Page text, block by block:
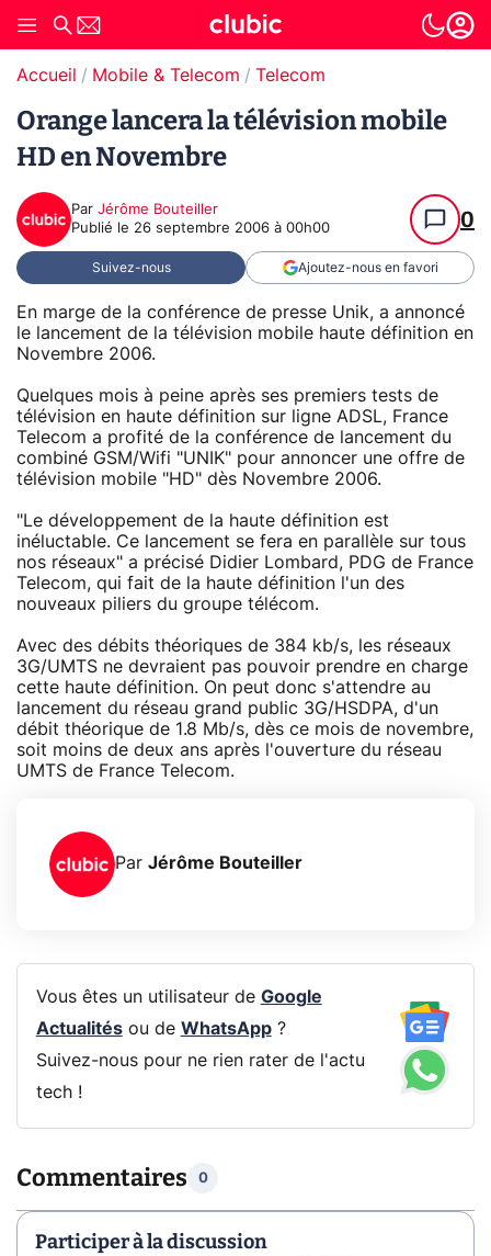
Accueil Mobile & Telecom Telecom
Orange lancera la télévision mobile
HD en Novembre
Par Jérôme Bouteiller
Publié le 26 septembre 2006 à 00h00 0
Suivez-nous Ajoutez-nous en favori
En marge de la conférence de presse Unik, a annoncé
le lancement de la télévision mobile haute définition en
Novembre 2006.
Quelques mois à peine après ses premiers tests de
télévision en haute définition sur ligne ADSL, France
Telecom a profité de la conférence de lancement du
combiné GSM/Wifi "UNIK" pour annoncer une offre de
télévision mobile "HD" dès Novembre 2006.
"Le développement de la haute définition est
inéluctable. Ce lancement se fera en parallèle sur tous
nos réseaux" a précisé Didier Lombard, PDG de France
Telecom, qui fait de la haute définition l'un des
nouveaux piliers du groupe télécom.
Avec des débits théoriques de 384 kb/s, les réseaux
3G/UMTS ne devraient pas pouvoir prendre en charge
cette haute définition. On peut donc s'attendre au
lancement du réseau grand public 3G/HSDPA, d'un
débit théorique de 1.8 Mb/s, dès ce mois de novembre,
soit moins de deux ans après l'ouverture du réseau
UMTS de France Telecom.
Par Jérôme Bouteiller
Vous êtes un utilisateur de Google
Actualitésou de WhatsApp?
Suivez-nous pour ne rien rater de l'actu
tech !
Commentaires 0
Participer à la discussion